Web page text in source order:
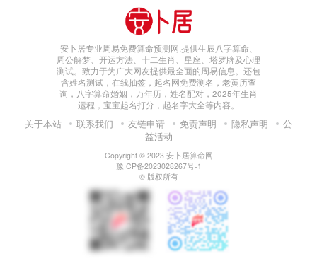
安卜居专业周易免费算命预测网,提供生辰八字算命、
周公解梦、开运方法、十二生肖、星座、塔罗牌及心理
测试。致力于为广大网友提供最全面的周易信息。还包
含姓名测试，在线抽签，起名网免费测名，老黄历查
询，八字算命婚姻，万年历，姓名配对，2025年生肖
运程，宝宝起名打分，起名字大全等内容。
关于本站 联系我们 友链申请 免责声明 隐私声明
公
益活动
Copyright © 2023 安卜居算命网
豫ICP备2023028267号-1
© 版权所有